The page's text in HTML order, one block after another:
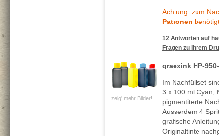
Achtung: zum
Patronen
12 Antworten auf
Fragen zu Ihrem
zeig' mehr Bilder!
qraexink HP-
Im Nachfüllset
3 x 100 ml Cyan,
pigmentiterte
Ausserdem 4
grafische
Originaltinte